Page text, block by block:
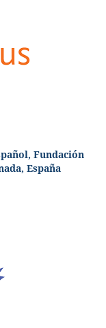
Fundación
España